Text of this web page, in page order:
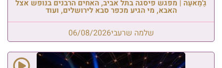
גַ'מַאעַה | מפגש פיסגה בתל אביב, האחים הרבנים בנופש אצל
האבא, מי הגיע מכפר סבא לירושלים, ועוד
שלמה שרעבי06/08/2026